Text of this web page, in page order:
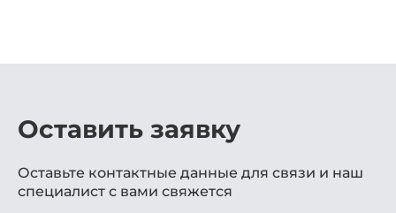
Оставить заявку
Оставьте контактные данные для связи и наш
специалист с вами свяжется